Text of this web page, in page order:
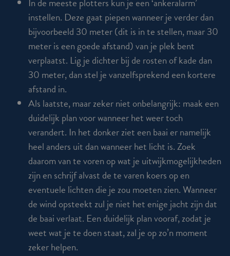
instellen. Deze gaat piepen wanneer je verder dan
bijvoorbeeld 30 meter (dit is in te stellen, maar 30
meter is een goede afstand) van je plek bent
verplaatst. Lig je dichter bij de rosten of kade dan
30 meter, dan stel je vanzelfsprekend een kortere
afstand in.
Als laatste, maar zeker niet onbelangrijk: maak een
duidelijk plan voor wanneer het weer toch
verandert. In het donker ziet een baai er namelijk
heel anders uit dan wanneer het licht is. Zoek
daarom van te voren op wat je uitwijkmogelijkheden
zijn en schrijf alvast de te varen koers op en
eventuele lichten die je zou moeten zien. Wanneer
de wind opsteekt zul je niet het enige jacht zijn dat
de baai verlaat. Een duidelijk plan vooraf, zodat je
weet wat je te doen staat, zal je op zo’n moment
zeker helpen.